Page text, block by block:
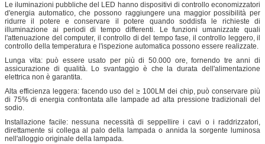
Le iluminazioni pubbliche del LED hanno dispositivi di controllo economizzatori
d'energia automatico, che possono raggiungere una maggior possibilità per
ridurre il potere e conservare il potere quando soddisfa le richieste di
illuminazione ai periodi di tempo differenti. Le funzioni umanizzate quali
l'attenuazione del computer, il controllo di del tempo fase, il controllo leggero, il
controllo della temperatura e l'ispezione automatica possono essere realizzate.
Lunga vita: può essere usato per più di 50.000 ore, fornendo tre anni di
assicurazione di qualità. Lo svantaggio è che la durata dell'alimentazione
elettrica non è garantita.
Alta efficienza leggera: facendo uso del ≥ 100LM dei chip, può conservare più
di 75% di energia confrontata alle lampade ad alta pressione tradizionali del
sodio.
Installazione facile: nessuna necessità di seppellire i cavi o i raddrizzatori,
direttamente si collega al palo della lampada o annida la sorgente luminosa
nell'alloggio originale della lampada.